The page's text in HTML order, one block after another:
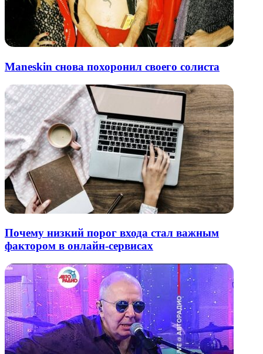
Maneskin снова похоронил своего солиста
Почему низкий порог входа стал важным
фактором в онлайн-сервисах